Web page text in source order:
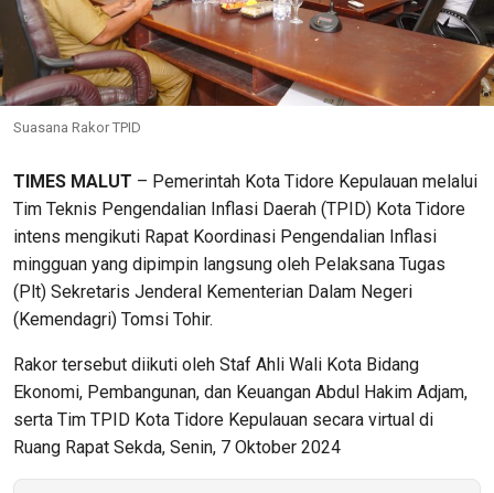
Suasana Rakor TPID
TIMES MALUT – Pemerintah Kota Tidore Kepulauan melalui
Tim Teknis Pengendalian Inflasi Daerah (TPID) Kota Tidore
intens mengikuti Rapat Koordinasi Pengendalian Inflasi
mingguan yang dipimpin langsung oleh Pelaksana Tugas
(Plt) Sekretaris Jenderal Kementerian Dalam Negeri
(Kemendagri) Tomsi Tohir.
Rakor tersebut diikuti oleh Staf Ahli Wali Kota Bidang
Ekonomi, Pembangunan, dan Keuangan Abdul Hakim Adjam,
serta Tim TPID Kota Tidore Kepulauan secara virtual di
Ruang Rapat Sekda, Senin, 7 Oktober 2024